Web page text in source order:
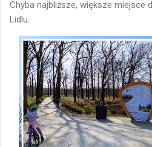
Chyba najbliższe, większe miejsce
Lidlu.